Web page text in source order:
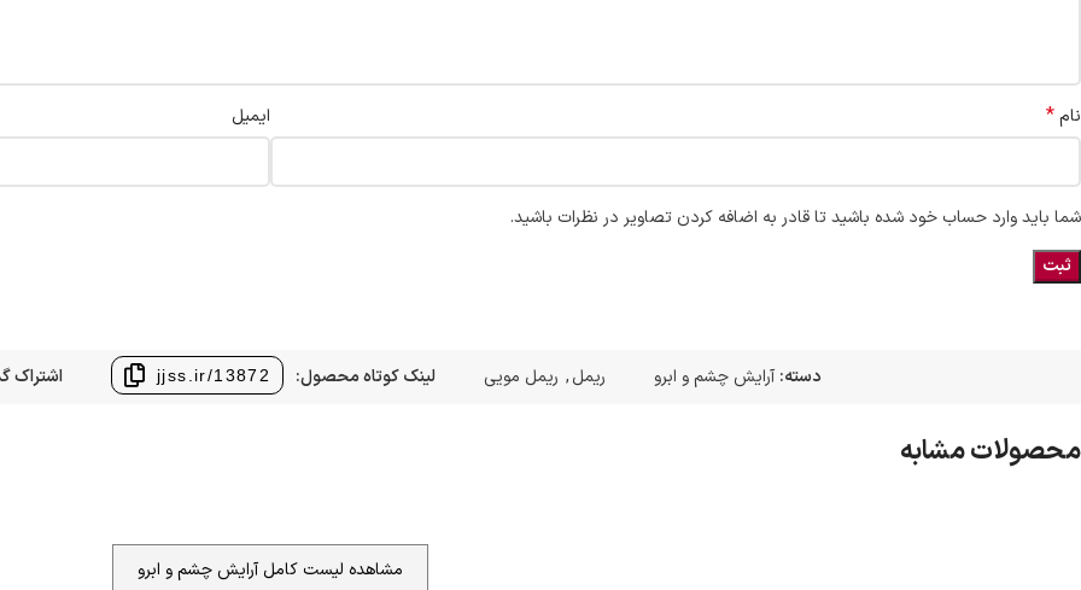
نام* ایمیل
شما باید وارد حساب خود شده باشید تا قادر به اضافه کردن تصاویر در نظرات باشید.
دسته: آرایش چشم و ابرو ریمل, ریمل مویی لینک کوتاه محصول: jjss.ir/13872 اشتراک
محصولات مشابه
مشاهده لیست کامل آرایش چشم و ابرو